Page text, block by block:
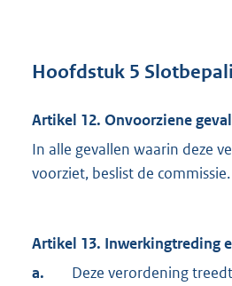
Hoofdstuk 5
Artikel 12. Onvoorziene
In alle gevallen waarin deze
voorziet, beslist de commissie.
Artikel 13. Inwerkingtreding
a.
Deze verordening